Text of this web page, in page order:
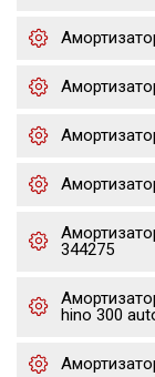
344275
hino 300